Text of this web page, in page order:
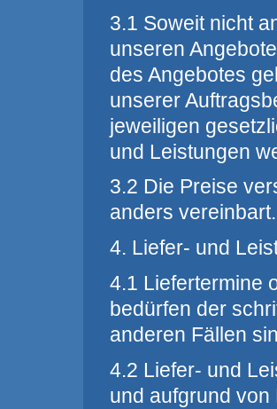
3.1 Soweit nicht
unseren
des Angebotes
unserer
jeweiligen
und Leistungen
3.2 Die Preise
anders vereinbart.
4. Liefer- und
4.1 Liefertermine
bedürfen der
anderen Fällen
4.2 Liefer- und
und aufgrund